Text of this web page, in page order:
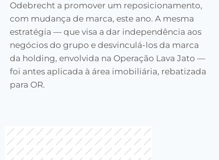
Odebrecht a promover um reposicionamento,
com mudança de marca, este ano. A mesma
estratégia — que visa a dar independência aos
negócios do grupo e desvinculá-los da marca
da holding, envolvida na Operação Lava Jato —
foi antes aplicada à área imobiliária, rebatizada
para OR.